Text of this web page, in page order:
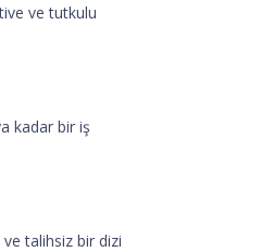
ve tutkulu
kadar bir iş
talihsiz bir dizi